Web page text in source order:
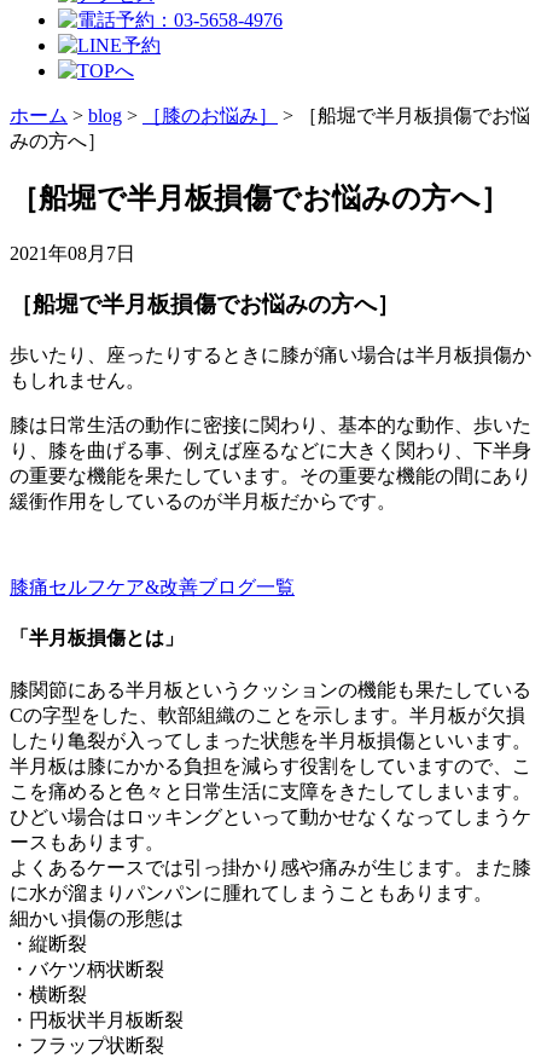
ホーム > blog > ［膝のお悩み］ >
［船堀で半月板損傷でお悩
みの方へ］
［船堀で半月板損傷でお悩みの方へ］
2021年08月7日
［船堀で半月板損傷でお悩みの方へ］
歩いたり、座ったりするときに膝が痛い場合は半月板損傷か
もしれません。
膝は日常生活の動作に密接に関わり、基本的な動作、歩いた
り、膝を曲げる事、例えば座るなどに大きく関わり、下半身
の重要な機能を果たしています。その重要な機能の間にあり
緩衝作用をしているのが半月板だからです。
膝痛セルフケア&改善ブログ一覧
「半月板損傷とは」
膝関節にある半月板というクッションの機能も果たしている
Cの字型をした、軟部組織のことを示します。半月板が欠損
したり亀裂が入ってしまった状態を半月板損傷といいます。
半月板は膝にかかる負担を減らす役割をしていますので、こ
こを痛めると色々と日常生活に支障をきたしてしまいます。
ひどい場合はロッキングといって動かせなくなってしまうケ
ースもあります。
よくあるケースでは引っ掛かり感や痛みが生じます。また膝
に水が溜まりパンパンに腫れてしまうこともあります。
細かい損傷の形態は
・縦断裂
・バケツ柄状断裂
・横断裂
・円板状半月板断裂
・フラップ状断裂